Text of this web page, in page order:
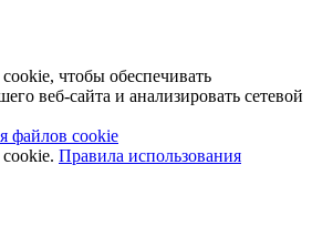
чтобы обеспечивать
веб-сайта и анализировать сетевой
файлов cookie
Правила использования